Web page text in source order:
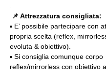
📌 Attrezzatura consigliata:
▪️ E’ possibile partecipare con
propria scelta (reflex,
evoluta & obiettivo).
▪️ Si consiglia comunque corpo
reflex/mirrorless con obiettivo